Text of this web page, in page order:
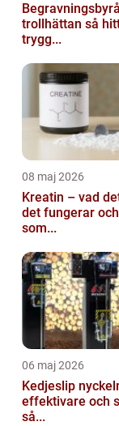
trollhättan så hittar man
trygg...
08 maj 2026
Kreatin – vad
det fungerar
som...
06 maj 2026
Kedjeslip nyckeln till
effektivare och
så...